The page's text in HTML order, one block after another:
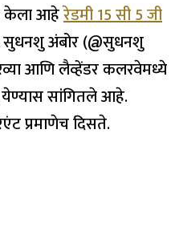
केला आहेरेडमी 15 सी 5 जी
सुधनशु अंबोर (@सुधनशु
आणि लैव्हेंडर कलरवेमध्ये
येण्यास सांगितले आहे.
प्रमाणेच दिसते.